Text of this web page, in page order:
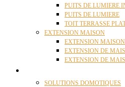
PUITS DE LUMIERE
PUITS DE LUMIERE
TOIT TERRASSE
EXTENSION MAISON
EXTENSION
EXTENSION DE
EXTENSION DE
SOLUTIONS DOMOTIQUES